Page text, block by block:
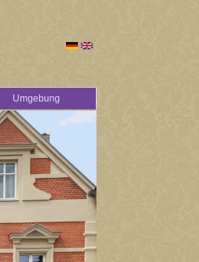
Umgebung